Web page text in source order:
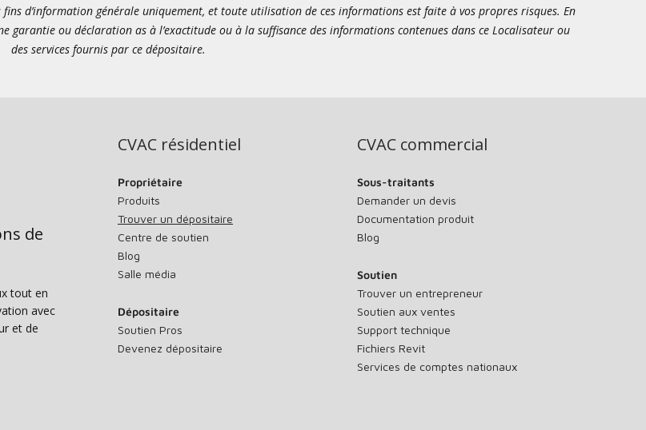
d’information générale uniquement, et toute utilisation de ces informations est faite à vos propres risques. En
garantie ou déclaration as à l’exactitude ou à la suffisance des informations contenues dans ce Localisateur ou
des services fournis par ce dépositaire.
de
tout en
avec
et de
CVAC résidentiel
Propriétaire
Produits
Trouver un dépositaire
Centre de soutien
Blog
Salle média
Dépositaire
Soutien Pros
Devenez dépositaire
CVAC commercial
Sous-traitants
Demander un devis
Documentation produit
Blog
Soutien
Trouver un entrepreneur
Soutien aux ventes
Support technique
Fichiers Revit
Services de comptes nationaux